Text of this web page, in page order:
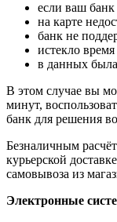
если ваш
на карте
банк не
истекло
в данных
В этом случае вы
минут,
банк для решения
Безналичным
курьерской
самовывоза из
Электронные